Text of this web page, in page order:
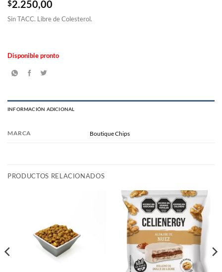
$2.250,00
Sin TACC. Libre de Colesterol.
Disponible pronto
INFORMACIÓN ADICIONAL
MARCA Boutique Chips
PRODUCTOS RELACIONADOS